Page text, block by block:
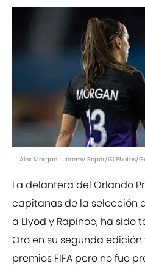
Alex Morgan | Jeremy Reper/ISI Photos/
La delantera del Orlando
capitanas de la selección
a Llyod y Rapinoe, ha sido
Oro en su segunda
premios FIFA pero no fue